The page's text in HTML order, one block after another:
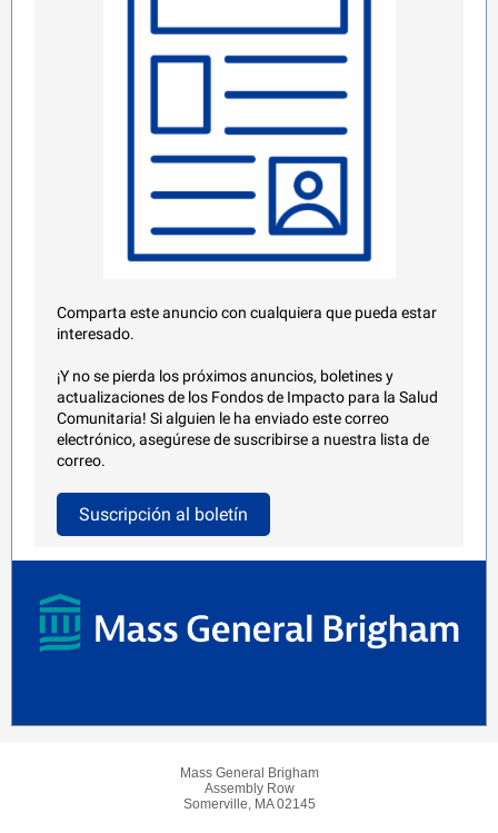
Comparta este anuncio con cualquiera que pueda estar
interesado.
¡Y no se pierda los próximos anuncios, boletines y
actualizaciones de los Fondos de Impacto para la Salud
Comunitaria! Si alguien le ha enviado este correo
electrónico, asegúrese de suscribirse a nuestra lista de
correo.
Suscripción al boletín
Mass General Brigham
Assembly Row
Somerville, MA 02145